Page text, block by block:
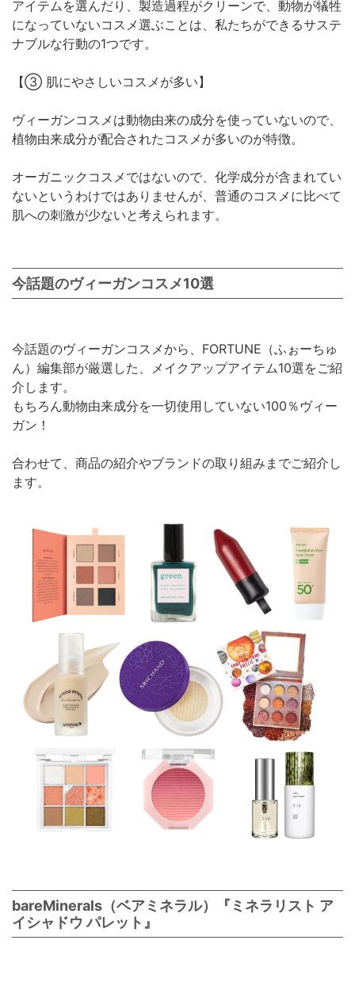
アイテムを選んだり、製造過程がクリーンで、動物が犠牲
になっていないコスメ選ぶことは、私たちができるサステ
ナブルな行動の1つです。
【③ 肌にやさしいコスメが多い】
ヴィーガンコスメは動物由来の成分を使っていないので、
植物由来成分が配合されたコスメが多いのが特徴。
オーガニックコスメではないので、化学成分が含まれてい
ないというわけではありませんが、普通のコスメに比べて
肌への刺激が少ないと考えられます。
今話題のヴィーガンコスメ10選
今話題のヴィーガンコスメから、FORTUNE（ふぉーちゅ
ん）編集部が厳選した、メイクアップアイテム10選をご紹
介します。
もちろん動物由来成分を一切使用していない100％ヴィー
ガン！
合わせて、商品の紹介やブランドの取り組みまでご紹介し
ます。
bareMinerals（ベアミネラル）『ミネラリスト ア
イシャドウ パレット』